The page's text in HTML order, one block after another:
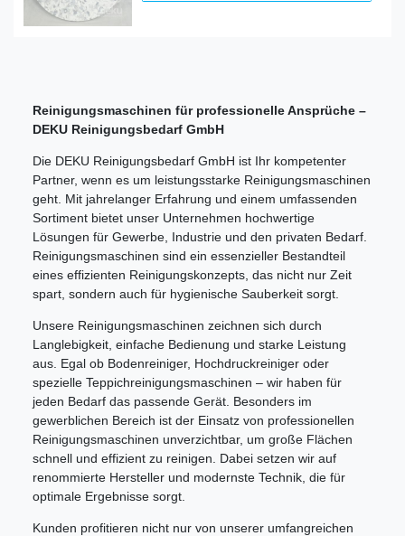
Reinigungsmaschinen für professionelle Ansprüche –
DEKU Reinigungsbedarf GmbH
Die DEKU Reinigungsbedarf GmbH ist Ihr kompetenter
Partner, wenn es um leistungsstarke Reinigungsmaschinen
geht. Mit jahrelanger Erfahrung und einem umfassenden
Sortiment bietet unser Unternehmen hochwertige
Lösungen für Gewerbe, Industrie und den privaten Bedarf.
Reinigungsmaschinen sind ein essenzieller Bestandteil
eines effizienten Reinigungskonzepts, das nicht nur Zeit
spart, sondern auch für hygienische Sauberkeit sorgt.
Unsere Reinigungsmaschinen zeichnen sich durch
Langlebigkeit, einfache Bedienung und starke Leistung
aus. Egal ob Bodenreiniger, Hochdruckreiniger oder
spezielle Teppichreinigungsmaschinen – wir haben für
jeden Bedarf das passende Gerät. Besonders im
gewerblichen Bereich ist der Einsatz von professionellen
Reinigungsmaschinen unverzichtbar, um große Flächen
schnell und effizient zu reinigen. Dabei setzen wir auf
renommierte Hersteller und modernste Technik, die für
optimale Ergebnisse sorgt.
Kunden profitieren nicht nur von unserer umfangreichen